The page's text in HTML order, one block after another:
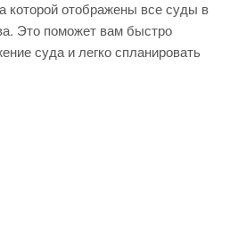
которой отображены все суды в
Это поможет вам быстро
суда и легко спланировать